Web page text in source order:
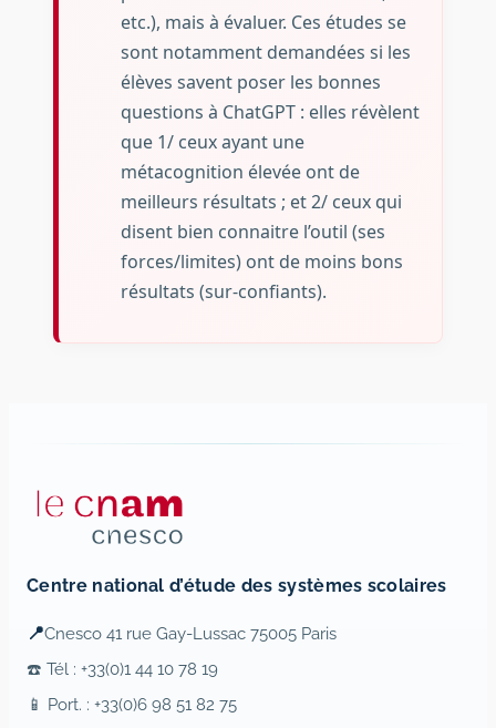
etc.), mais à évaluer. Ces études se
sont notamment demandées si les
élèves savent poser les bonnes
questions à ChatGPT : elles révèlent
que 1/ ceux ayant une
métacognition élevée ont de
meilleurs résultats ; et 2/ ceux qui
disent bien connaitre l’outil (ses
forces/limites) ont de moins bons
résultats (sur-confiants).
Centre national d’étude des systèmes scolaires
📍Cnesco 41 rue Gay-Lussac 75005 Paris
☎️ Tél : +33(0)1 44 10 78 19
📱 Port. : +33(0)6 98 51 82 75